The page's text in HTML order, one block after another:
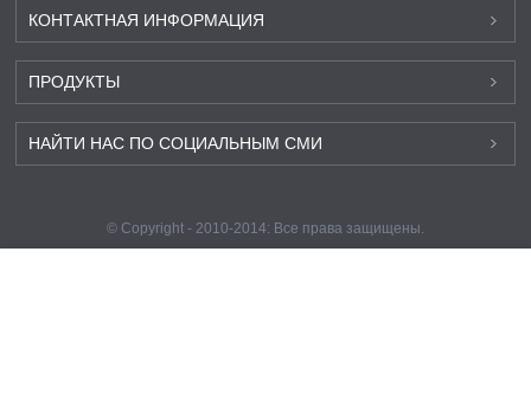
КОНТАКТНАЯ ИНФОРМАЦИЯ
ПРОДУКТЫ
НАЙТИ НАС ПО СОЦИАЛЬНЫМ СМИ
© Copyright - 2010-2014: Все права защищены.